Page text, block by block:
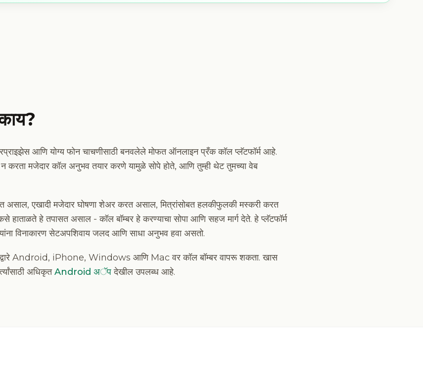
आणि योग्य फोन चाचणीसाठी बनवलेले मोफत ऑनलाइन प्रँक कॉल प्लॅटफॉर्म आहे.
करता मजेदार कॉल अनुभव तयार करणे यामुळे सोपे होते, आणि तुम्ही थेट तुमच्या वेब
असाल, एखादी मजेदार घोषणा शेअर करत असाल, मित्रांसोबत हलकीफुलकी मस्करी करत
हाताळते हे तपासत असाल - कॉल बॉम्बर हे करण्याचा सोपा आणि सहज मार्ग देते. हे प्लॅटफॉर्म
विनाकारण सेटअपशिवाय जलद आणि साधा अनुभव हवा असतो.
Android, iPhone, Windows आणि Mac वर कॉल बॉम्बर वापरू शकता. खास
अधिकृतAndroid अॅपदेखील उपलब्ध आहे.